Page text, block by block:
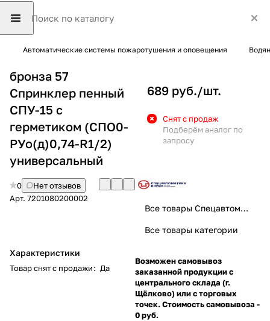
Автоматические системы пожаротушения и оповещения
бронза 57
Спринклер пенный
СПУ-15 с
герметиком (СПО0-
РУо(д)0,74-R1/2)
универсальный
0
Нет отзывов
Арт. 7201080200002
Характеристики
Товар снят с продажи: Да
689 руб./шт.
Снят с продаж
Подберём аналог по
запросу
Все товары Спецавтоматика
Все товары категории
Возможен самовывоз
заказанной продукции с
центрального склада (г.
Щёлково) или с торговых
точек. Стоимость самовывоза -
0 руб.